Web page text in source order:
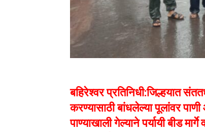
बहिरेश्वर प्रतिनिधी:जिल्हयात
करण्यासाठी बांधलेल्या पूलांवर
पाण्याखाली गेल्याने पर्यायी बीड